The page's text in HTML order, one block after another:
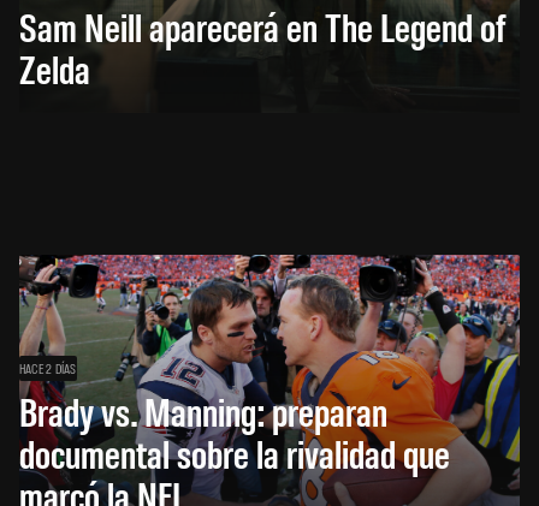
Sam Neill aparecerá en The Legend of
Zelda
HACE 2 DÍAS
Brady vs. Manning: preparan
documental sobre la rivalidad que
marcó la NFL